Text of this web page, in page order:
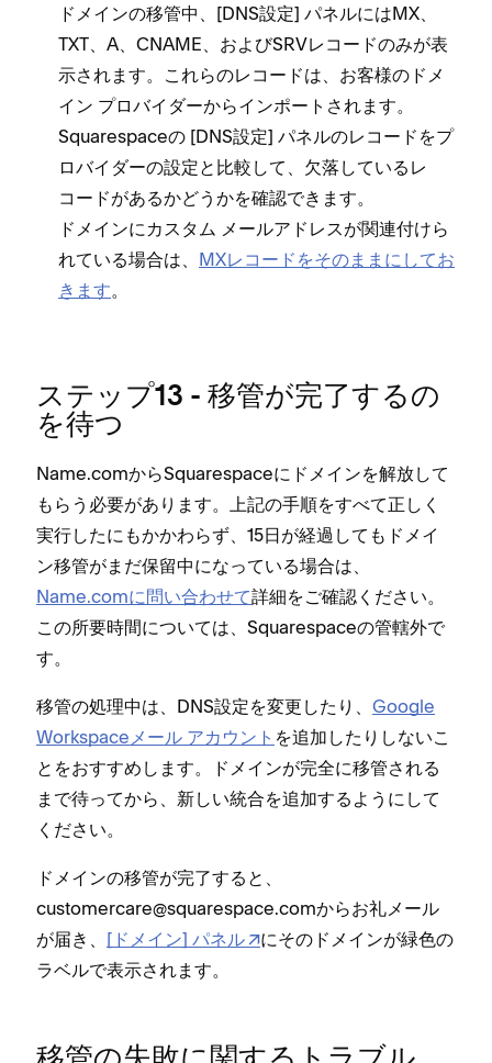
ドメインの移管中⁠、[⁠DNS設定⁠] パネルにはMX⁠、
TXT⁠、A⁠、CNAME⁠、およびSRVレコ⁠ードのみが表
示されます⁠。これらのレコ⁠ードは⁠、お客様のドメ
イン プロバイダ⁠ーからインポ⁠ートされます⁠。
Squarespaceの [⁠DNS設定⁠] パネルのレコ⁠ードをプ
ロバイダ⁠ーの設定と比較して⁠、欠落しているレ
コ⁠ードがあるかどうかを確認できます⁠。
ドメインにカスタム メ⁠ールアドレスが関連付けら
れている場合は⁠、 MXレコ⁠ードをそのままにしてお
きます⁠。
ステ⁠ップ13 - 移管が完了するの
を待つ
Name⁠.comからSquarespaceにドメインを解放して
もらう必要があります⁠。上記の手順をすべて正しく
実行したにもかかわらず⁠、15日が経過してもドメイ
ン移管がまだ保留中にな⁠っている場合は⁠、
Name⁠.comに問い合わせて詳細をご確認ください⁠。
この所要時間については⁠、Squarespaceの管轄外で
す⁠。
移管の処理中は⁠、DNS設定を変更したり⁠、 Google
Workspaceメ⁠ール アカウント を追加したりしないこ
とをおすすめします⁠。ドメインが完全に移管される
まで待⁠ってから⁠、新しい統合を追加するようにして
ください⁠。
ドメインの移管が完了すると⁠、
customercare@squarespace⁠.comからお礼メ⁠ール
が届き⁠、 [⁠ドメイン⁠] パネル
にそのドメインが緑色の
ラベルで表示されます⁠。